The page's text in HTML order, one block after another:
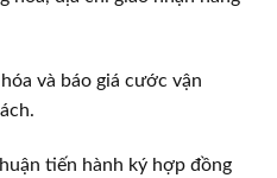
và báo giá cước vận
tiến hành ký hợp đồng